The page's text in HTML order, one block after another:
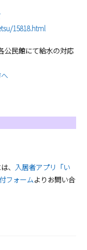
15818.html
公民館にて給水の対応
、 入居者アプリ「い
フォームよりお問い合